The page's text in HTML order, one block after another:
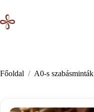
content
Főoldal / A0-s szabásminták